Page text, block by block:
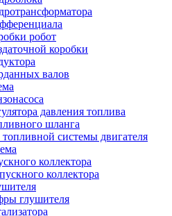
робот
коробки
валов
давления топлива
шланга
системы двигателя
коллектора
коллектора
глушителя